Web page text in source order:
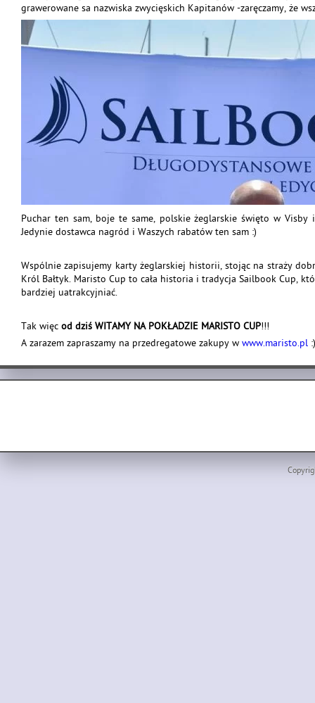
grawerowane sa nazwiska zwycięskich Kapitanów -zaręczamy, że
Puchar ten sam, boje te same, polskie żeglarskie święto w
Jedynie dostawca nagród i Waszych rabatów ten sam :)
Wspólnie zapisujemy karty żeglarskiej historii, stojąc na straży
Król Bałtyk. Maristo Cup to cała historia i tradycja Sailbook Cup,
bardziej uatrakcyjniać.
Tak więc od dziś WITAMY NA POKŁADZIE MARISTO CUP!!!
A zarazem zapraszamy na przedregatowe zakupy w www.maristo.pl :)